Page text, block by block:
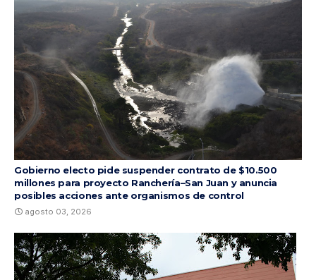
Gobierno electo pide suspender contrato de $10.500
millones para proyecto Ranchería–San Juan y anuncia
posibles acciones ante organismos de control
agosto 03, 2026